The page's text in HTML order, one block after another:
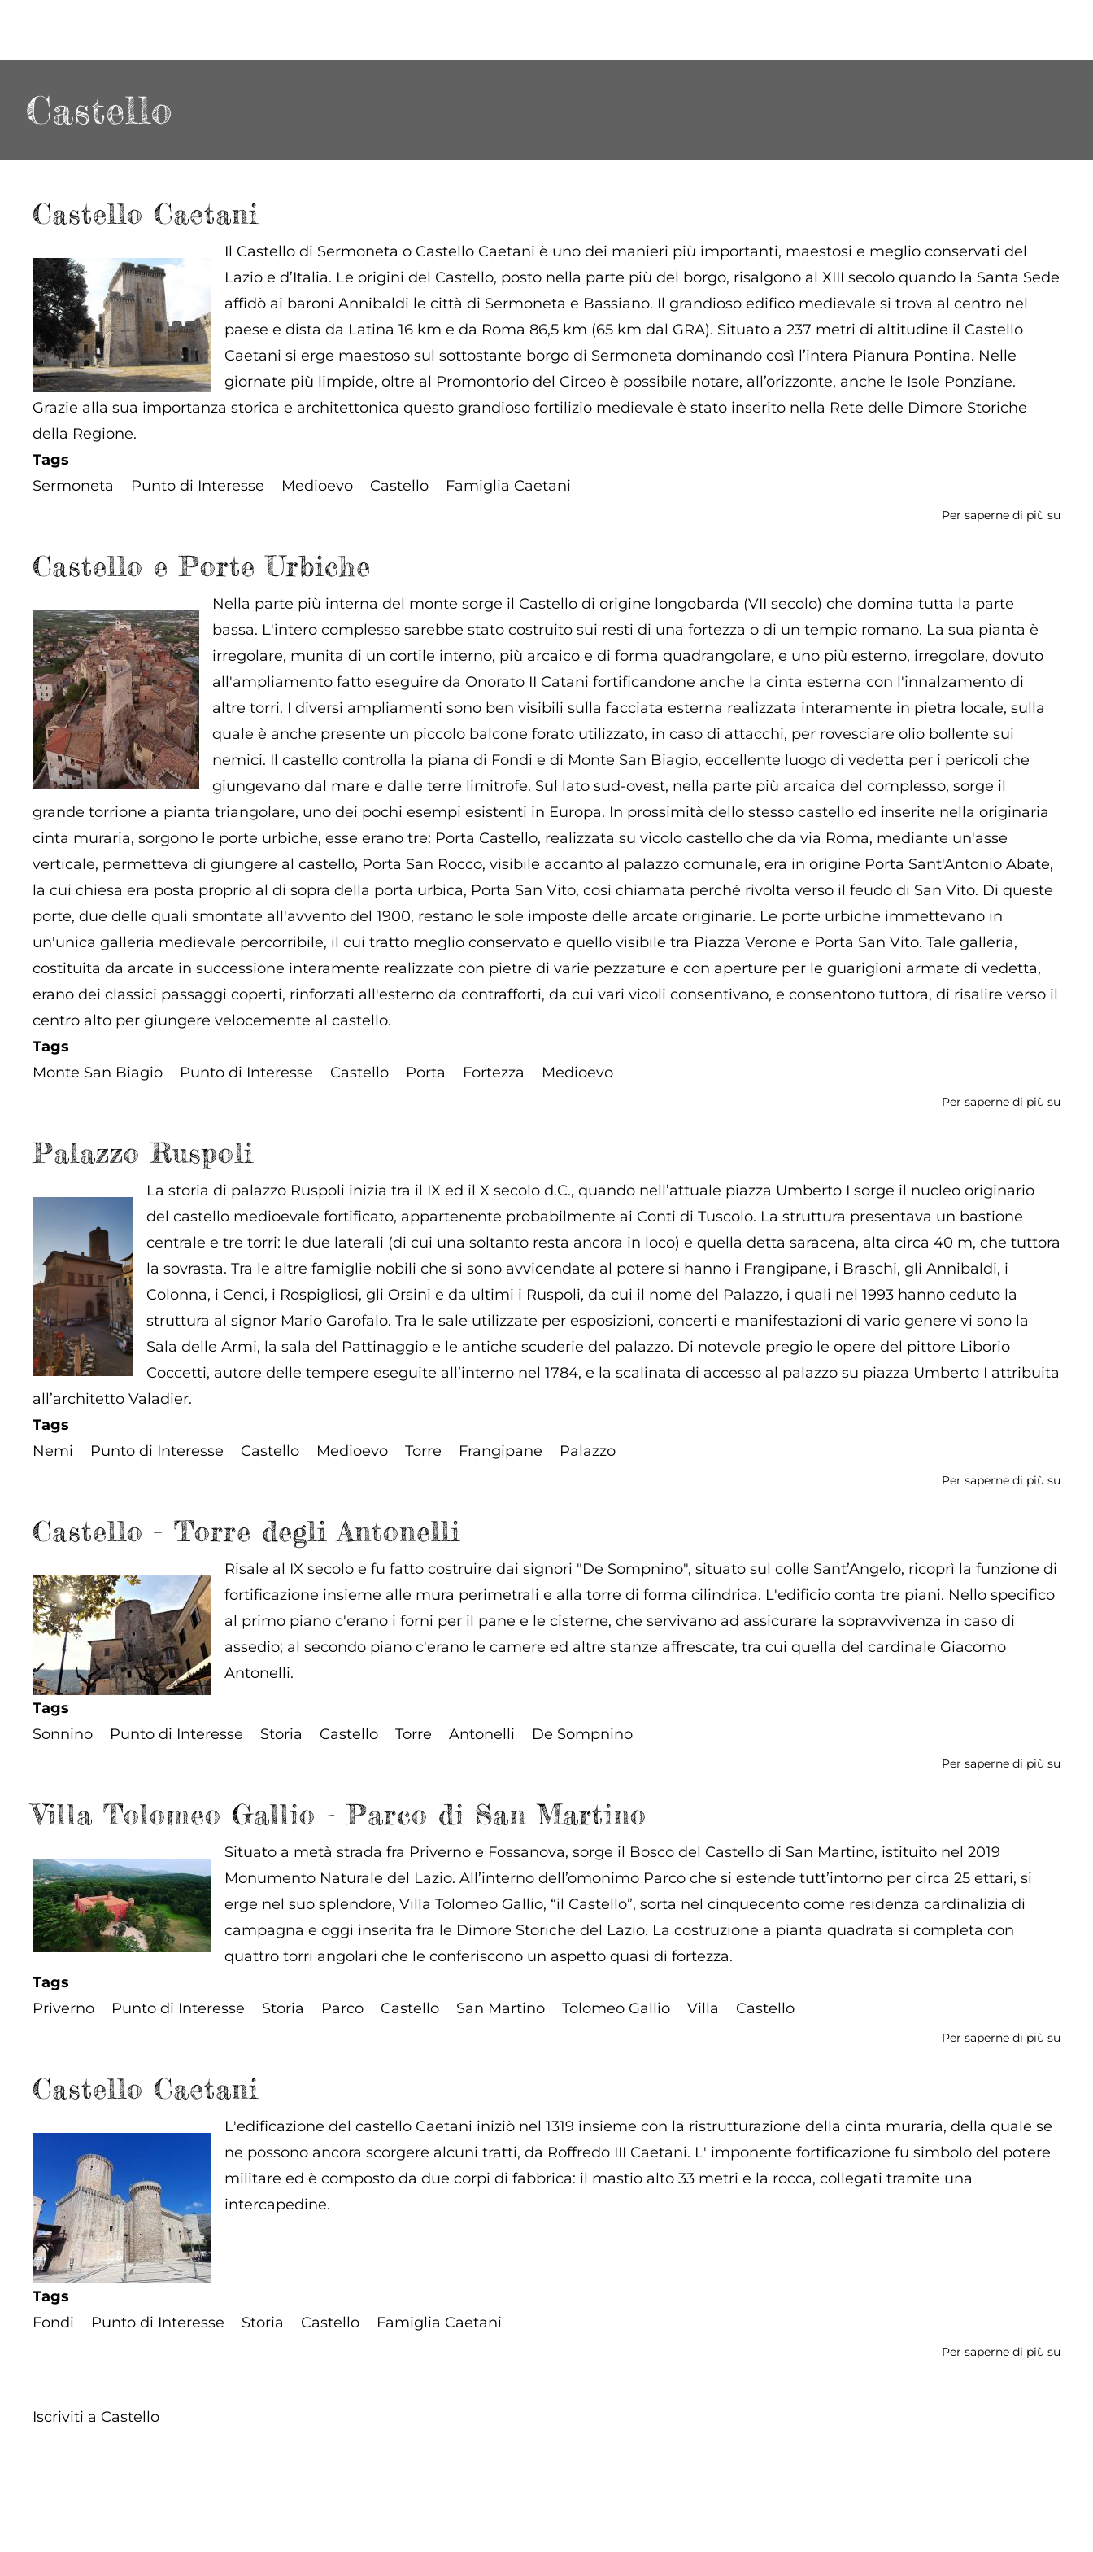
Castello
Castello Caetani
Il Castello di Sermoneta o Castello Caetani è uno dei manieri più importanti, maestosi e meglio conservati del
Lazio e d’Italia. Le origini del Castello, posto nella parte più del borgo, risalgono al XIII secolo quando la Santa Sede
affidò ai baroni Annibaldi le città di Sermoneta e Bassiano. Il grandioso edifico medievale si trova al centro nel
paese e dista da Latina 16 km e da Roma 86,5 km (65 km dal GRA). Situato a 237 metri di altitudine il Castello
Caetani si erge maestoso sul sottostante borgo di Sermoneta dominando così l’intera Pianura Pontina. Nelle
giornate più limpide, oltre al Promontorio del Circeo è possibile notare, all’orizzonte, anche le Isole Ponziane.
Grazie alla sua importanza storica e architettonica questo grandioso fortilizio medievale è stato inserito nella Rete delle Dimore Storiche
della Regione.
Tags
Sermoneta
Punto di Interesse Medioevo Castello Famiglia Caetani
Per saperne di più su
Castello e Porte Urbiche
Nella parte più interna del monte sorge il Castello di origine longobarda (VII secolo) che domina tutta la parte
bassa. L'intero complesso sarebbe stato costruito sui resti di una fortezza o di un tempio romano. La sua pianta è
irregolare, munita di un cortile interno, più arcaico e di forma quadrangolare, e uno più esterno, irregolare, dovuto
all'ampliamento fatto eseguire da Onorato II Catani fortificandone anche la cinta esterna con l'innalzamento di
altre torri. I diversi ampliamenti sono ben visibili sulla facciata esterna realizzata interamente in pietra locale, sulla
quale è anche presente un piccolo balcone forato utilizzato, in caso di attacchi, per rovesciare olio bollente sui
nemici. Il castello controlla la piana di Fondi e di Monte San Biagio, eccellente luogo di vedetta per i pericoli che
giungevano dal mare e dalle terre limitrofe. Sul lato sud-ovest, nella parte più arcaica del complesso, sorge il
grande torrione a pianta triangolare, uno dei pochi esempi esistenti in Europa. In prossimità dello stesso castello ed inserite nella originaria
cinta muraria, sorgono le porte urbiche, esse erano tre: Porta Castello, realizzata su vicolo castello che da via Roma, mediante un'asse
verticale, permetteva di giungere al castello, Porta San Rocco, visibile accanto al palazzo comunale, era in origine Porta Sant'Antonio Abate,
la cui chiesa era posta proprio al di sopra della porta urbica, Porta San Vito, così chiamata perché rivolta verso il feudo di San Vito. Di queste
porte, due delle quali smontate all'avvento del 1900, restano le sole imposte delle arcate originarie. Le porte urbiche immettevano in
un'unica galleria medievale percorribile, il cui tratto meglio conservato e quello visibile tra Piazza Verone e Porta San Vito. Tale galleria,
costituita da arcate in successione interamente realizzate con pietre di varie pezzature e con aperture per le guarigioni armate di vedetta,
erano dei classici passaggi coperti, rinforzati all'esterno da contrafforti, da cui vari vicoli consentivano, e consentono tuttora, di risalire verso il
centro alto per giungere velocemente al castello.
Tags
Monte San Biagio
Punto di Interesse Castello Porta Fortezza Medioevo
Per saperne di più su
Palazzo Ruspoli
La storia di palazzo Ruspoli inizia tra il IX ed il X secolo d.C., quando nell’attuale piazza Umberto I sorge il nucleo originario
del castello medioevale fortificato, appartenente probabilmente ai Conti di Tuscolo. La struttura presentava un bastione
centrale e tre torri: le due laterali (di cui una soltanto resta ancora in loco) e quella detta saracena, alta circa 40 m, che tuttora
la sovrasta. Tra le altre famiglie nobili che si sono avvicendate al potere si hanno i Frangipane, i Braschi, gli Annibaldi, i
Colonna, i Cenci, i Rospigliosi, gli Orsini e da ultimi i Ruspoli, da cui il nome del Palazzo, i quali nel 1993 hanno ceduto la
struttura al signor Mario Garofalo. Tra le sale utilizzate per esposizioni, concerti e manifestazioni di vario genere vi sono la
Sala delle Armi, la sala del Pattinaggio e le antiche scuderie del palazzo. Di notevole pregio le opere del pittore Liborio
Coccetti, autore delle tempere eseguite all’interno nel 1784, e la scalinata di accesso al palazzo su piazza Umberto I attribuita
all’architetto Valadier.
Tags
Nemi
Punto di Interesse Castello Medioevo Torre Frangipane Palazzo
Per saperne di più su
Castello - Torre degli Antonelli
Risale al IX secolo e fu fatto costruire dai signori "De Sompnino", situato sul colle Sant’Angelo, ricoprì la funzione di
fortificazione insieme alle mura perimetrali e alla torre di forma cilindrica. L'edificio conta tre piani. Nello specifico
al primo piano c'erano i forni per il pane e le cisterne, che servivano ad assicurare la sopravvivenza in caso di
assedio; al secondo piano c'erano le camere ed altre stanze affrescate, tra cui quella del cardinale Giacomo
Antonelli.
Tags
Sonnino
Punto di Interesse Storia Castello Torre Antonelli De Sompnino
Per saperne di più su
Villa Tolomeo Gallio - Parco di San Martino
Situato a metà strada fra Priverno e Fossanova, sorge il Bosco del Castello di San Martino, istituito nel 2019
Monumento Naturale del Lazio. All’interno dell’omonimo Parco che si estende tutt’intorno per circa 25 ettari, si
erge nel suo splendore, Villa Tolomeo Gallio, “il Castello”, sorta nel cinquecento come residenza cardinalizia di
campagna e oggi inserita fra le Dimore Storiche del Lazio. La costruzione a pianta quadrata si completa con
quattro torri angolari che le conferiscono un aspetto quasi di fortezza.
Tags
Priverno
Punto di Interesse Storia Parco Castello San Martino Tolomeo Gallio Villa Castello
Per saperne di più su
Castello Caetani
L'edificazione del castello Caetani iniziò nel 1319 insieme con la ristrutturazione della cinta muraria, della quale se
ne possono ancora scorgere alcuni tratti, da Roffredo III Caetani. L' imponente fortificazione fu simbolo del potere
militare ed è composto da due corpi di fabbrica: il mastio alto 33 metri e la rocca, collegati tramite una
intercapedine.
Tags
Fondi
Punto di Interesse Storia Castello Famiglia Caetani
Per saperne di più su
Iscriviti a Castello